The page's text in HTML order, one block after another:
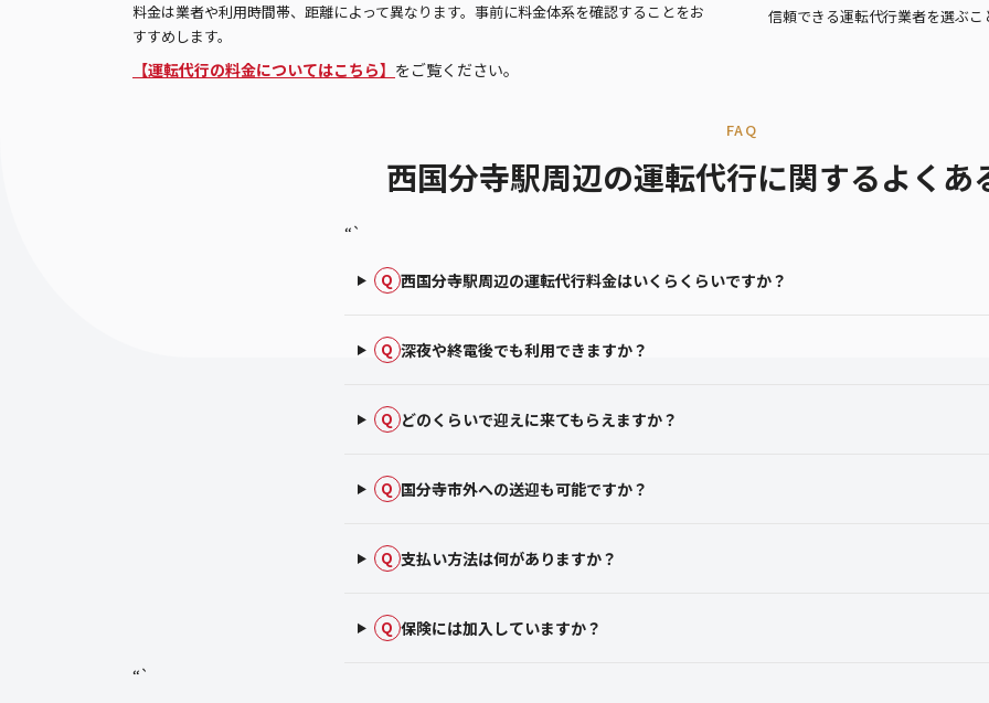
料金は業者や利用時間帯、距離によって異なります。事前に料金体系を確認することをお
すすめします。
【運転代行の料金についてはこちら】 をご覧ください。
信頼できる運転代行業者を選ぶ
FAQ
西国分寺駅周辺の運転代行に関するよくあ
“`
Q 西国分寺駅周辺の運転代行料金はいくらくらいですか？
Q 深夜や終電後でも利用できますか？
Q どのくらいで迎えに来てもらえますか？
Q 国分寺市外への送迎も可能ですか？
Q 支払い方法は何がありますか？
Q 保険には加入していますか？
“`